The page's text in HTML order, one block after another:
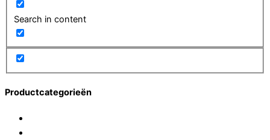
Search in content
Productcategorieën